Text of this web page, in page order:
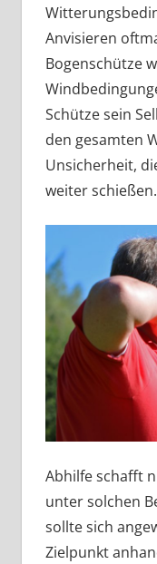
Anvisieren
Bogenschütze
Schütze sein
den gesamten
Unsicherheit,
weiter schießen.
Abhilfe schafft
unter solchen
sollte sich
Zielpunkt